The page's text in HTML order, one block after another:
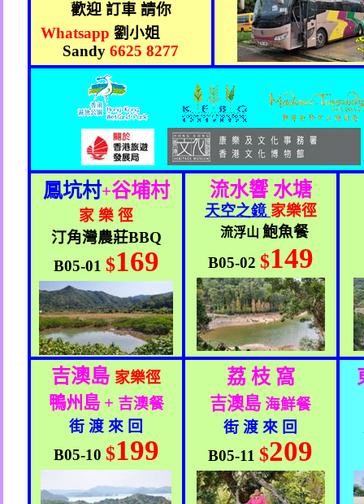
歡迎 訂車 請你
Whatsapp 劉小姐
Sandy 6625 8277
鳳坑村+谷埔村
家 樂 徑
汀角灣農莊BBQ
B05-01 $169
流水響 水塘
天空之鏡 家樂徑
流浮山鮑魚餐
B05-02 $149
吉澳島 家樂徑
鴨州島+ 吉澳餐
街 渡 來 回
B05-10 $199
荔 枝 窩
吉澳島海鮮餐
街 渡 來 回
B05-11 $209